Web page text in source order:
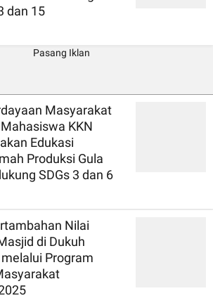
dan 15
Masyarakat
KKN
Edukasi
Produksi Gula
SDGs 3 dan 6
Nilai
di Dukuh
Program